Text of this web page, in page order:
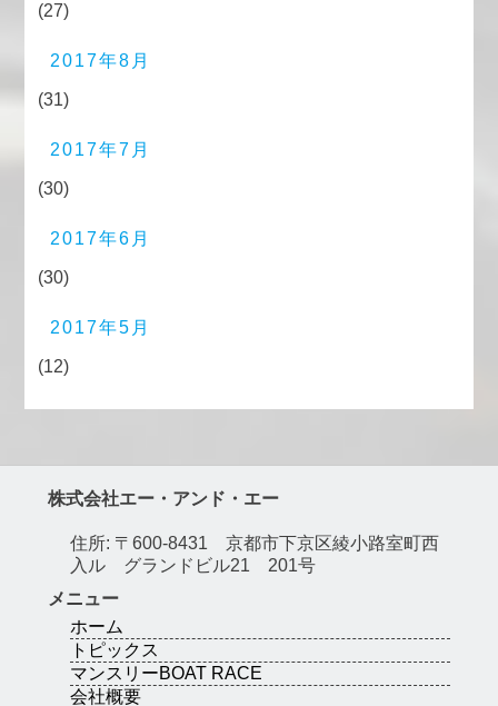
(27)
2017年8月
(31)
2017年7月
(30)
2017年6月
(30)
2017年5月
(12)
株式会社エー・アンド・エー
住所: 〒600-8431 京都市下京区綾小路室町西
入ル グランドビル21 201号
メニュー
ホーム
トピックス
マンスリーBOAT RACE
会社概要